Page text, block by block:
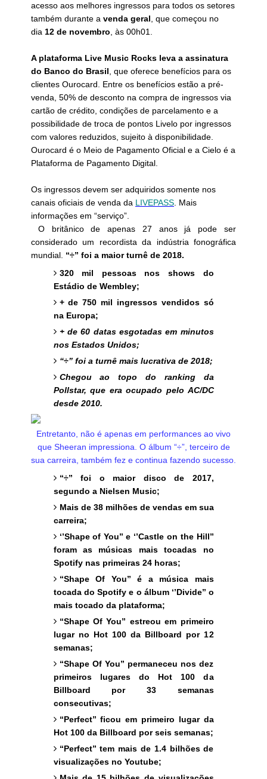
acesso aos melhores ingressos para todos os setores
também durante a venda geral, que começou no
dia 12 de novembro, às 00h01.
A plataforma Live Music Rocks leva a assinatura
do Banco do Brasil, que oferece benefícios para os
clientes Ourocard. Entre os benefícios estão a pré-
venda, 50% de desconto na compra de ingressos via
cartão de crédito, condições de parcelamento e a
possibilidade de troca de pontos Livelo por ingressos
com valores reduzidos, sujeito à disponibilidade.
Ourocard é o Meio de Pagamento Oficial e a Cielo é a
Plataforma de Pagamento Digital.
Os ingressos devem ser adquiridos somente nos
canais oficiais de venda da LIVEPASS. Mais
informações em “serviço”.
O britânico de apenas 27 anos já pode ser
considerado um recordista da indústria fonográfica
mundial. “÷” foi a maior turnê de 2018.
320 mil pessoas nos shows do
Estádio de Wembley;
+ de 750 mil ingressos vendidos só
na Europa;
+ de 60 datas esgotadas em minutos
nos Estados Unidos;
“÷” foi a turnê mais lucrativa de 2018;
Chegou ao topo do ranking da
Pollstar, que era ocupado pelo AC/DC
desde 2010.
Entretanto, não é apenas em performances ao vivo
que Sheeran impressiona. O álbum “÷”, terceiro de
sua carreira, também fez e continua fazendo sucesso.
“÷” foi o maior disco de 2017,
segundo a Nielsen Music;
Mais de 38 milhões de vendas em sua
carreira;
‘’Shape of You’’ e ‘’Castle on the Hill’’
foram as músicas mais tocadas no
Spotify nas primeiras 24 horas;
“Shape Of You” é a música mais
tocada do Spotify e o álbum ‘’Divide’’ o
mais tocado da plataforma;
“Shape Of You” estreou em primeiro
lugar no Hot 100 da Billboard por 12
semanas;
“Shape Of You” permaneceu nos dez
primeiros lugares do Hot 100 da
Billboard por 33 semanas
consecutivas;
“Perfect” ficou em primeiro lugar da
Hot 100 da Billboard por seis semanas;
“Perfect” tem mais de 1.4 bilhões de
visualizações no Youtube;